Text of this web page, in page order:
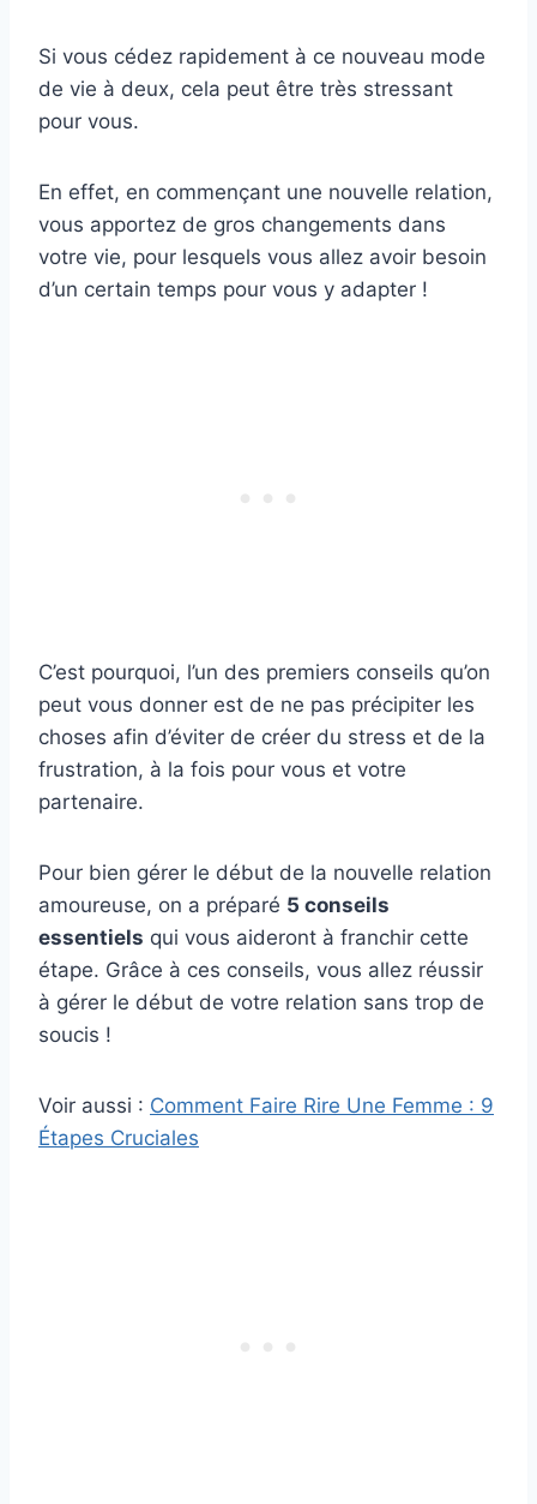
Si vous cédez rapidement à ce nouveau mode
de vie à deux, cela peut être très stressant
pour vous.
En effet, en commençant une nouvelle relation,
vous apportez de gros changements dans
votre vie, pour lesquels vous allez avoir besoin
d’un certain temps pour vous y adapter !
C’est pourquoi, l’un des premiers conseils qu’on
peut vous donner est de ne pas précipiter les
choses afin d’éviter de créer du stress et de la
frustration, à la fois pour vous et votre
partenaire.
Pour bien gérer le début de la nouvelle relation
amoureuse, on a préparé 5 conseils
essentiels qui vous aideront à franchir cette
étape. Grâce à ces conseils, vous allez réussir
à gérer le début de votre relation sans trop de
soucis !
Voir aussi : Comment Faire Rire Une Femme : 9
Étapes Cruciales